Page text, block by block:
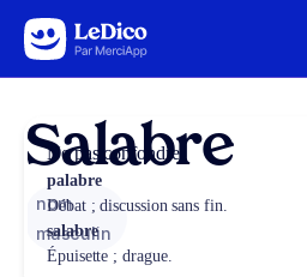
Aller au contenu
Salabre
nom
masculin
Ne pas confondre
palabre
Débat ; discussion sans fin.
salabre
Épuisette ; drague.